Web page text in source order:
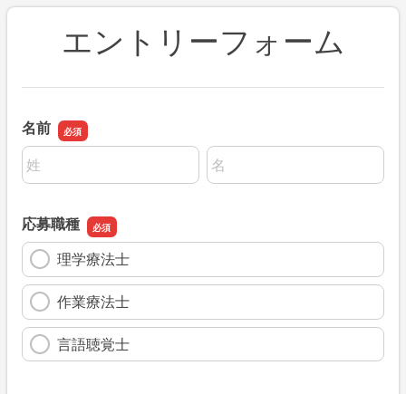
エントリーフォーム
名前
名前の姓
名前の名
応募職種
理学療法士
作業療法士
言語聴覚士